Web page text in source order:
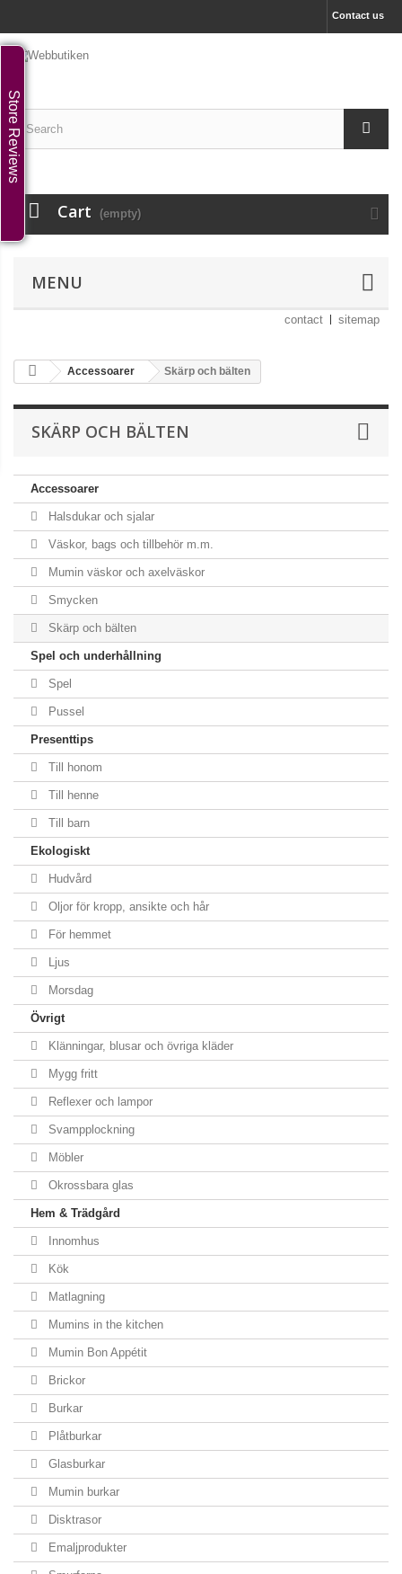
Contact us
Cart (empty)
MENU
contact sitemap
Accessoarer Skärp och bälten
SKÄRP OCH BÄLTEN
Accessoarer
Halsdukar och sjalar
Väskor, bags och tillbehör m.m.
Mumin väskor och axelväskor
Smycken
Skärp och bälten
Spel och underhållning
Spel
Pussel
Presenttips
Till honom
Till henne
Till barn
Ekologiskt
Hudvård
Oljor för kropp, ansikte och hår
För hemmet
Ljus
Morsdag
Övrigt
Klänningar, blusar och övriga kläder
Mygg fritt
Reflexer och lampor
Svampplockning
Möbler
Okrossbara glas
Hem & Trädgård
Innomhus
Kök
Matlagning
Mumins in the kitchen
Mumin Bon Appétit
Brickor
Burkar
Plåtburkar
Glasburkar
Mumin burkar
Disktrasor
Emaljprodukter
Store Reviews